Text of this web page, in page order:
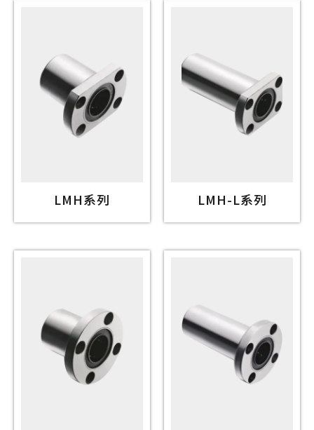
LMH系列 LMH-L系列